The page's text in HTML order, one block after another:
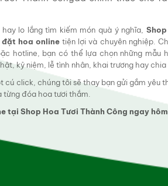
lo lắng tìm kiếm món quà ý nghĩa,
đặt hoa onlinetiện lợi và chuyên nghiệp.
hotline, bạn có thể lựa chọn những mẫu
kỷ niệm, lễ tình nhân, khai trương hay chia
cú click, chúng tôi sẽ thay bạn gửi gắm yêu
đóa hoa tươi thắm.
tại Shop Hoa Tươi Thành Công ngay